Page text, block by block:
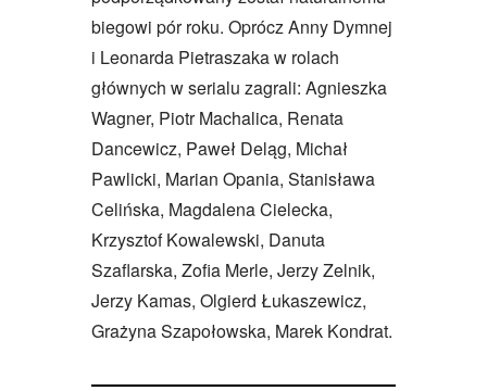
biegowi pór roku. Oprócz Anny Dymnej
i Leonarda Pietraszaka w rolach
głównych w serialu zagrali: Agnieszka
Wagner, Piotr Machalica, Renata
Dancewicz, Paweł Deląg, Michał
Pawlicki, Marian Opania, Stanisława
Celińska, Magdalena Cielecka,
Krzysztof Kowalewski, Danuta
Szaflarska, Zofia Merle, Jerzy Zelnik,
Jerzy Kamas, Olgierd Łukaszewicz,
Grażyna Szapołowska, Marek Kondrat.